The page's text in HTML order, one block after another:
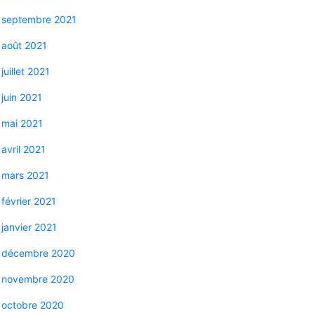
septembre 2021
août 2021
juillet 2021
juin 2021
mai 2021
avril 2021
mars 2021
février 2021
janvier 2021
décembre 2020
novembre 2020
octobre 2020